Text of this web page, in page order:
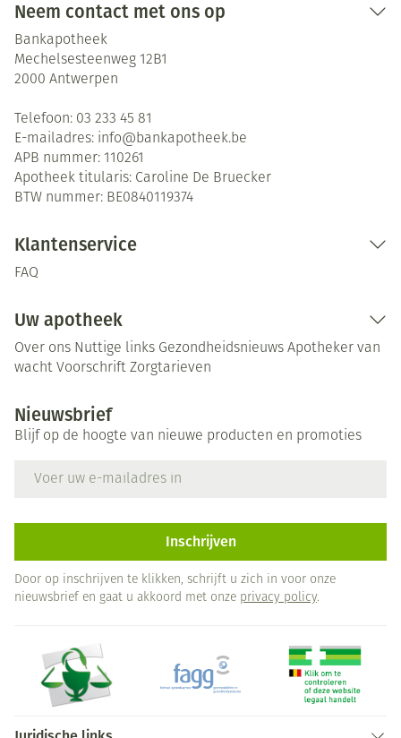
Neem contact met ons op
Bankapotheek
Mechelsesteenweg 12B1
2000 Antwerpen
Telefoon: 03 233 45 81
E-mailadres: info@bankapotheek.be
APB nummer: 110261
Apotheek titularis: Caroline De Bruecker
BTW nummer: BE0840119374
Klantenservice
FAQ
Uw apotheek
Over ons Nuttige links Gezondheidsnieuws Apotheker van
wacht Voorschrift Zorgtarieven
Nieuwsbrief
Blijf op de hoogte van nieuwe producten en promoties
Inschrijven
Door op inschrijven te klikken, schrijft u zich in voor onze
nieuwsbrief en gaat u akkoord met onze privacy policy.